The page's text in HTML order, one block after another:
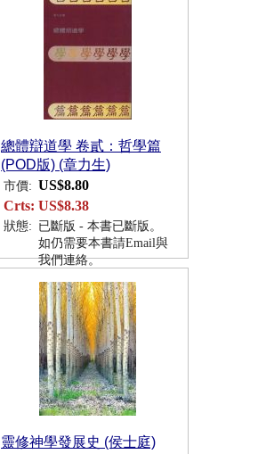
總體辯道學 卷貳：哲學篇
(POD版) (章力生)
市價: US$8.80
Crts: US$8.38
狀態: 已斷版 - 本書已斷版。
如仍需要本書請Email與
我們連絡。
靈修神學發展史 (侯士庭)